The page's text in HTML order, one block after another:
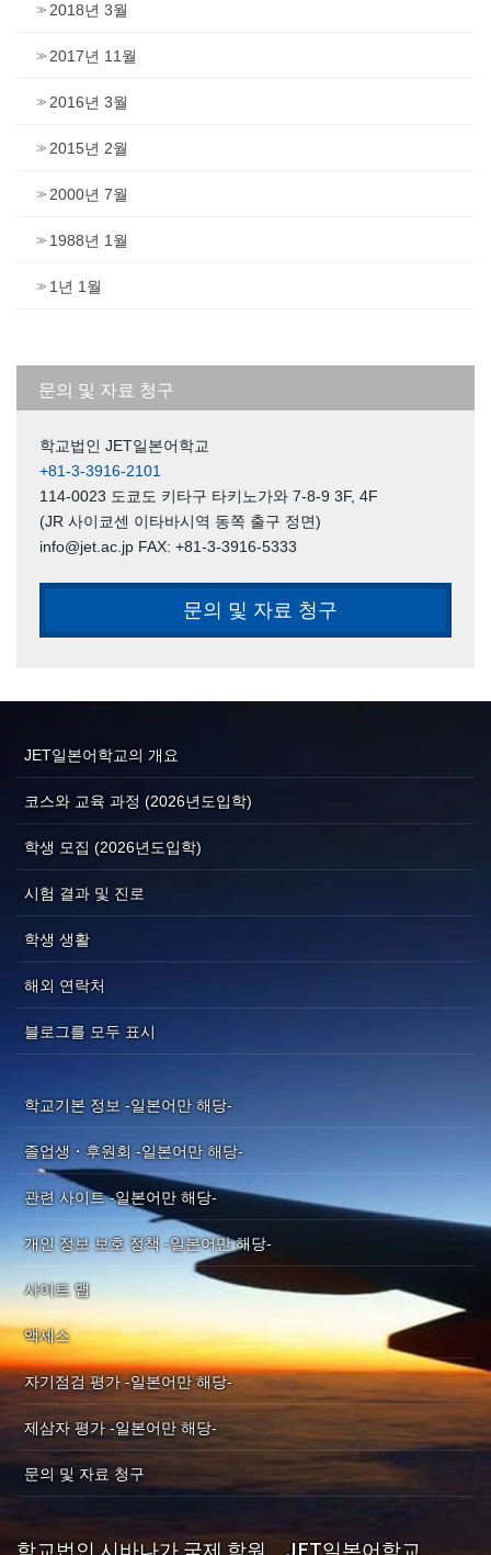
2018년 3월
2017년 11월
2016년 3월
2015년 2월
2000년 7월
1988년 1월
1년 1월
문의 및 자료 청구
학교법인 JET일본어학교
+81-3-3916-2101
114-0023 도쿄도 키타구 타키노가와 7-8-9 3F, 4F
(JR 사이쿄센 이타바시역 동쪽 출구 정면)
info@jet.ac.jp FAX: +81-3-3916-5333
문의 및 자료 청구
JET일본어학교의 개요
코스와 교육 과정 (2026년도입학)
학생 모집 (2026년도입학)
시험 결과 및 진로
학생 생활
해외 연락처
블로그를 모두 표시
학교기본 정보 -일본어만 해당-
졸업생・후원회 -일본어만 해당-
관련 사이트 -일본어만 해당-
개인 정보 보호 정책 -일본어만 해당-
사이트 맵
액세스
자기점검 평가 -일본어만 해당-
제삼자 평가 -일본어만 해당-
문의 및 자료 청구
학교법인 시바나가 국제 학원 JET일본어학교